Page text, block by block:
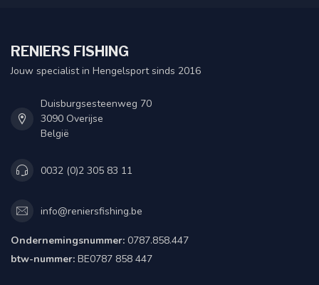
RENIERS FISHING
Jouw specialist in Hengelsport sinds 2016
Duisburgsesteenweg 70
3090 Overijse
België
0032 (0)2 305 83 11
info@reniersfishing.be
Ondernemingsnummer: 0787.858.447
btw-nummer: BE0787 858 447